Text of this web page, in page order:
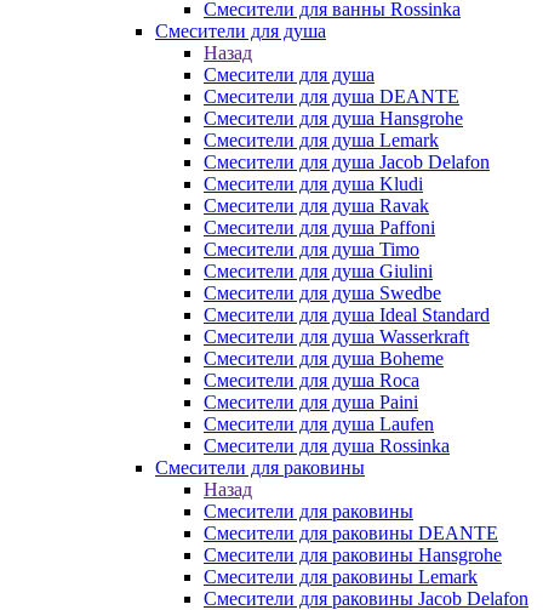
Смесители для ванны Rossinka
Смесители для душа
Назад
Смесители для душа
Смесители для душа DEANTE
Смесители для душа Hansgrohe
Смесители для душа Lemark
Смесители для душа Jacob Delafon
Смесители для душа Kludi
Смесители для душа Ravak
Смесители для душа Paffoni
Смесители для душа Timo
Смесители для душа Giulini
Смесители для душа Swedbe
Смесители для душа Ideal Standard
Смесители для душа Wasserkraft
Смесители для душа Boheme
Смесители для душа Roca
Смесители для душа Paini
Смесители для душа Laufen
Смесители для душа Rossinka
Смесители для раковины
Назад
Смесители для раковины
Смесители для раковины DEANTE
Смесители для раковины Hansgrohe
Смесители для раковины Lemark
Смесители для раковины Jacob Delafon